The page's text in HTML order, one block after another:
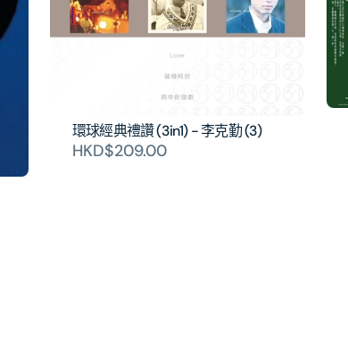
環球經典禮讚 (3in1) - 李克勤 (3)
HKD$209.00